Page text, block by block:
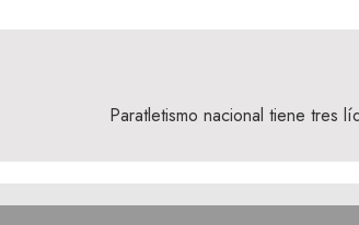
Paratletismo nacional tiene tres